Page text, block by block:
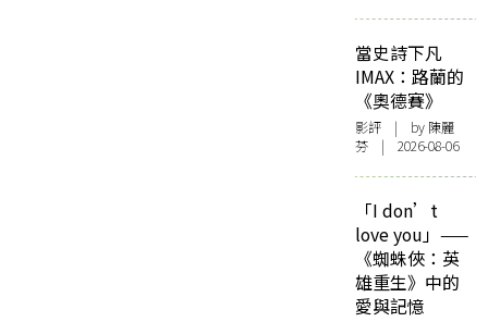
當史詩下凡
IMAX：路蘭的
《奧德賽》
影評 | by 陳麗
芬 | 2026-08-06
「I don’t
love you」——
《蜘蛛俠：英
雄重生》中的
愛與記憶